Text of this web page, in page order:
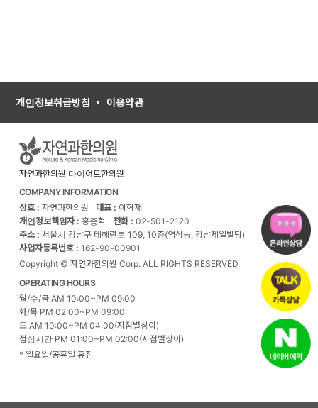
개인정보취급방침 이용약관
자연과한의원 다이어트한의원
COMPANY INFORMATION
상호 : 자연과한의원 대표 : 이혁재
개인정보책임자 : 홍종혁 전화 : 02-501-2120
주소 : 서울시 강남구 테헤란로 109, 10층(역삼동, 강남제일빌딩)
사업자등록번호 : 162-90-00901
Copyright © 자연과한의원 Corp. ALL RIGHTS RESERVED.
OPERATING HOURS
월/수/금 AM 10:00~PM 09:00
화/목 PM 02:00~PM 09:00
토 AM 10:00~PM 04:00(지점별상이)
점심시간 PM 01:00~PM 02:00(지점별상이)
* 일요일/공휴일 휴진